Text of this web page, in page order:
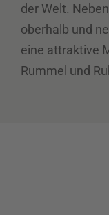
der Welt.
oberhalb und
eine attraktive
Rummel und